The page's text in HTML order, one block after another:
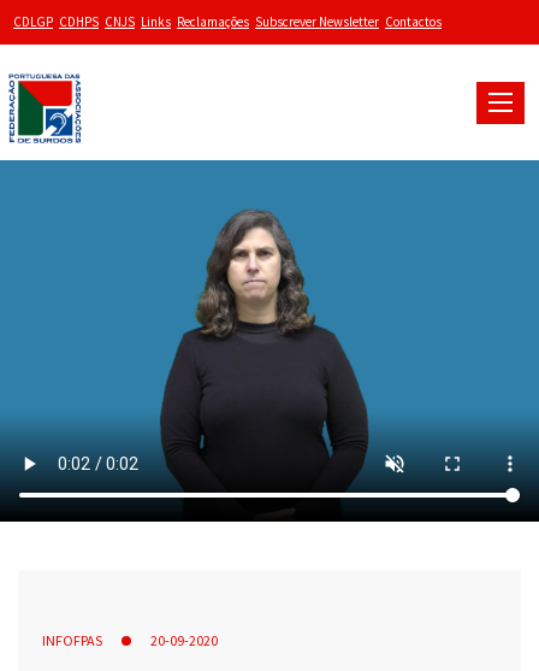
CDLGP CDHPS CNJS Links Reclamações Subscrever Newsletter Contactos
Toggle
INFOFPAS 20-09-2020